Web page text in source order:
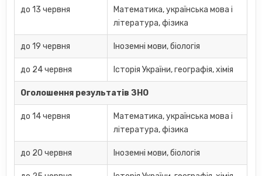
до 13 червня
Математика, українська мова і
література, фізика
до 19 червня Іноземні мови, біологія
до 24 червня Історія України, географія, хімія
Оголошення результатів ЗНО
до 14 червня
Математика, українська мова і
література, фізика
до 20 червня Іноземні мови, біологія